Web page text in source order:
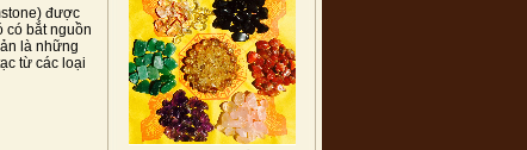
được
có bắt nguồn
là những
từ các loại